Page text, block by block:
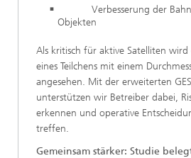
Verbesserung der
Objekten
Als kritisch für aktive Satelliten wird
eines Teilchens mit einem
angesehen. Mit der erweiterten
unterstützen wir Betreiber dabei,
erkennen und operative
treffen.
Gemeinsam stärker: Studie